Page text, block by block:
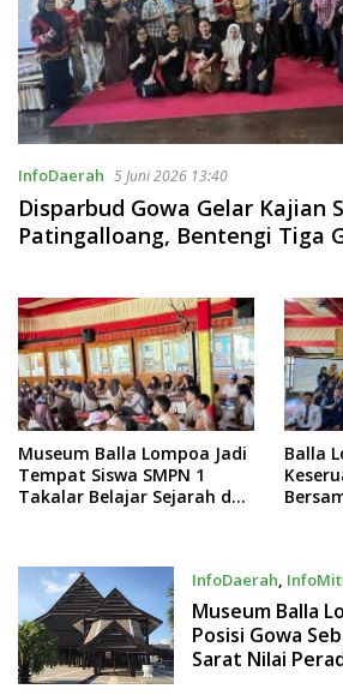
InfoDaerah 5 Juni 2026 13:40
Disparbud Gowa Gelar Kajian
Patingalloang, Bentengi Tiga
Museum Balla Lompoa Jadi
Tempat Siswa SMPN 1
Takalar Belajar Sejarah dan
Balla
InfoDaerah,
Museum Balla
Posisi Gowa
Sarat Nilai